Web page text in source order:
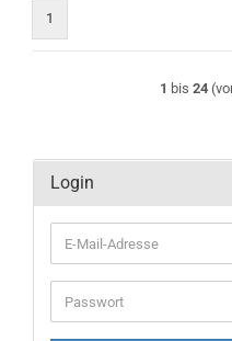
1
1 bis 24
Login
E-
Mail-
Adresse
Passwort